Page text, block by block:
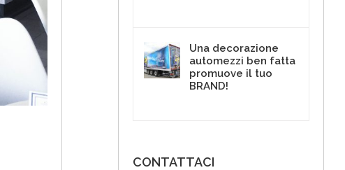
Una decorazione
automezzi ben fatta
promuove il tuo
BRAND!
CONTATTACI